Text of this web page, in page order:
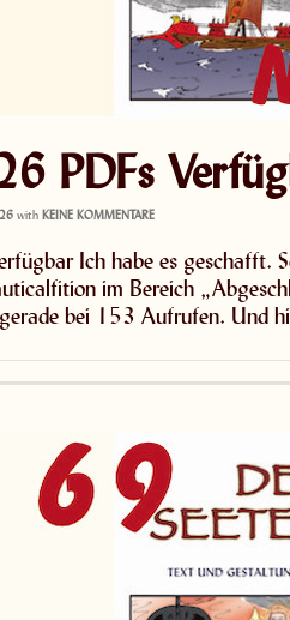
PDFs
with KEINE KOMMENTARE
Ich habe es geschafft.
im Bereich
gerade bei 153 Aufrufen. Und